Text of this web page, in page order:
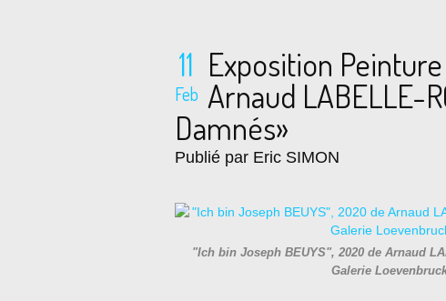
11
Feb
Exposition
Arnaud LABELLE-
Damnés»
Publié par Eric SIMON
"Ich bin Joseph BEUYS", 2020 de Arnaud
Galerie